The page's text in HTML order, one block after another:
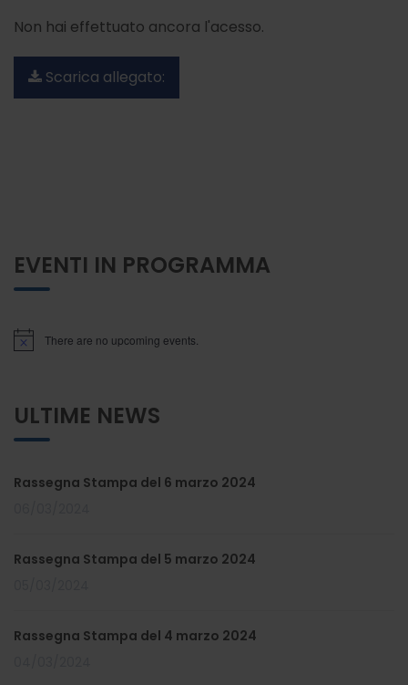
Non hai effettuato ancora l'acesso.
Scarica allegato:
EVENTI IN PROGRAMMA
There are no upcoming events.
ULTIME NEWS
Rassegna Stampa del 6 marzo 2024
Rassegna Stampa del 5 marzo 2024
Rassegna Stampa del 4 marzo 2024